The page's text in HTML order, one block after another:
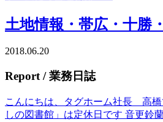
土地情報・帯広・十勝
2018.06.20
Report / 業務日誌
こんにちは、タグホーム社長 高橋
しの図書館」は定休日です 音更鈴